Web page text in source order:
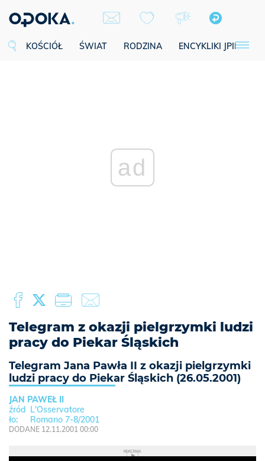
KOŚCIÓŁ ŚWIAT RODZINA ENCYKLIKI JPII
ad
Telegram z okazji pielgrzymki ludzi
pracy do Piekar Śląskich
Telegram Jana Pawła II z okazji pielgrzymki
ludzi pracy do Piekar Śląskich (26.05.2001)
JAN PAWEŁ II
L'Osservatore
Romano 7-8/2001
DODANE 12.11.2001 00:00
REKLAMA